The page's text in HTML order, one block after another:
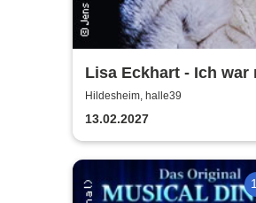
Lisa Eckhart - Ich war
Hildesheim, halle39
13.02.2027